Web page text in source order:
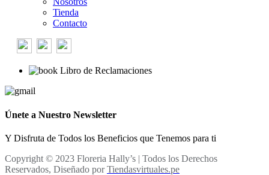
Tienda
Contacto
Libro de Reclamaciones
Únete a Nuestro Newsletter
Y Disfruta de Todos los Beneficios que Tenemos para ti
Copyright © 2023 Floreria Hally’s | Todos los Derechos
Reservados, Diseñado porTiendasvirtuales.pe